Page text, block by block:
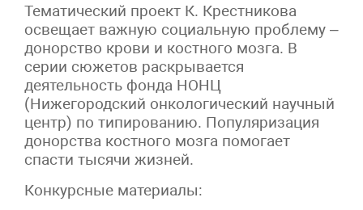
Тематический проект К. Крестникова
освещает важную социальную проблему –
донорство крови и костного мозга. В
серии сюжетов раскрывается
деятельность фонда НОНЦ
(Нижегородский онкологический научный
центр) по типированию. Популяризация
донорства костного мозга помогает
спасти тысячи жизней.
Конкурсные материалы: